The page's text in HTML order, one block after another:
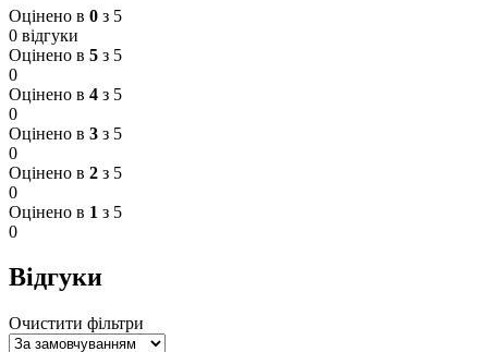
Оцінено в 0 з 5
0 відгуки
Оцінено в 5 з 5
0
Оцінено в 4 з 5
0
Оцінено в 3 з 5
0
Оцінено в 2 з 5
0
Оцінено в 1 з 5
0
Відгуки
Очистити фільтри